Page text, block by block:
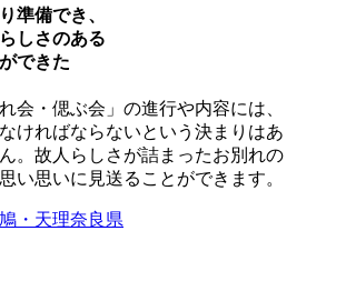
準備でき、
しさのある
できた
れ会・偲ぶ会」の進行や内容には、
ければならないという決まりはあ
。故人らしさが詰まったお別れの
い思いに見送ることができます。
・天理奈良県